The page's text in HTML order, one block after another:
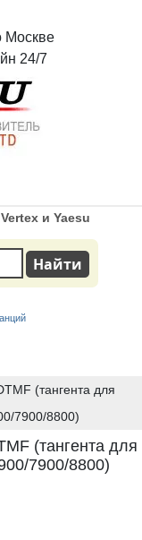
Москве
24/7
и Yaesu
(тангента для
7900/8800)
(тангента для
7900/8800)